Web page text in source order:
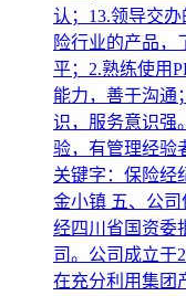
认；13.领导交
险行业的产品，
平；2.熟练使用
能力，善于沟通
识，服务意识强
验，有管理经验
关键字：保险经
金小镇 五、公
经四川省国资委
司。公司成立于
在充分利用集团